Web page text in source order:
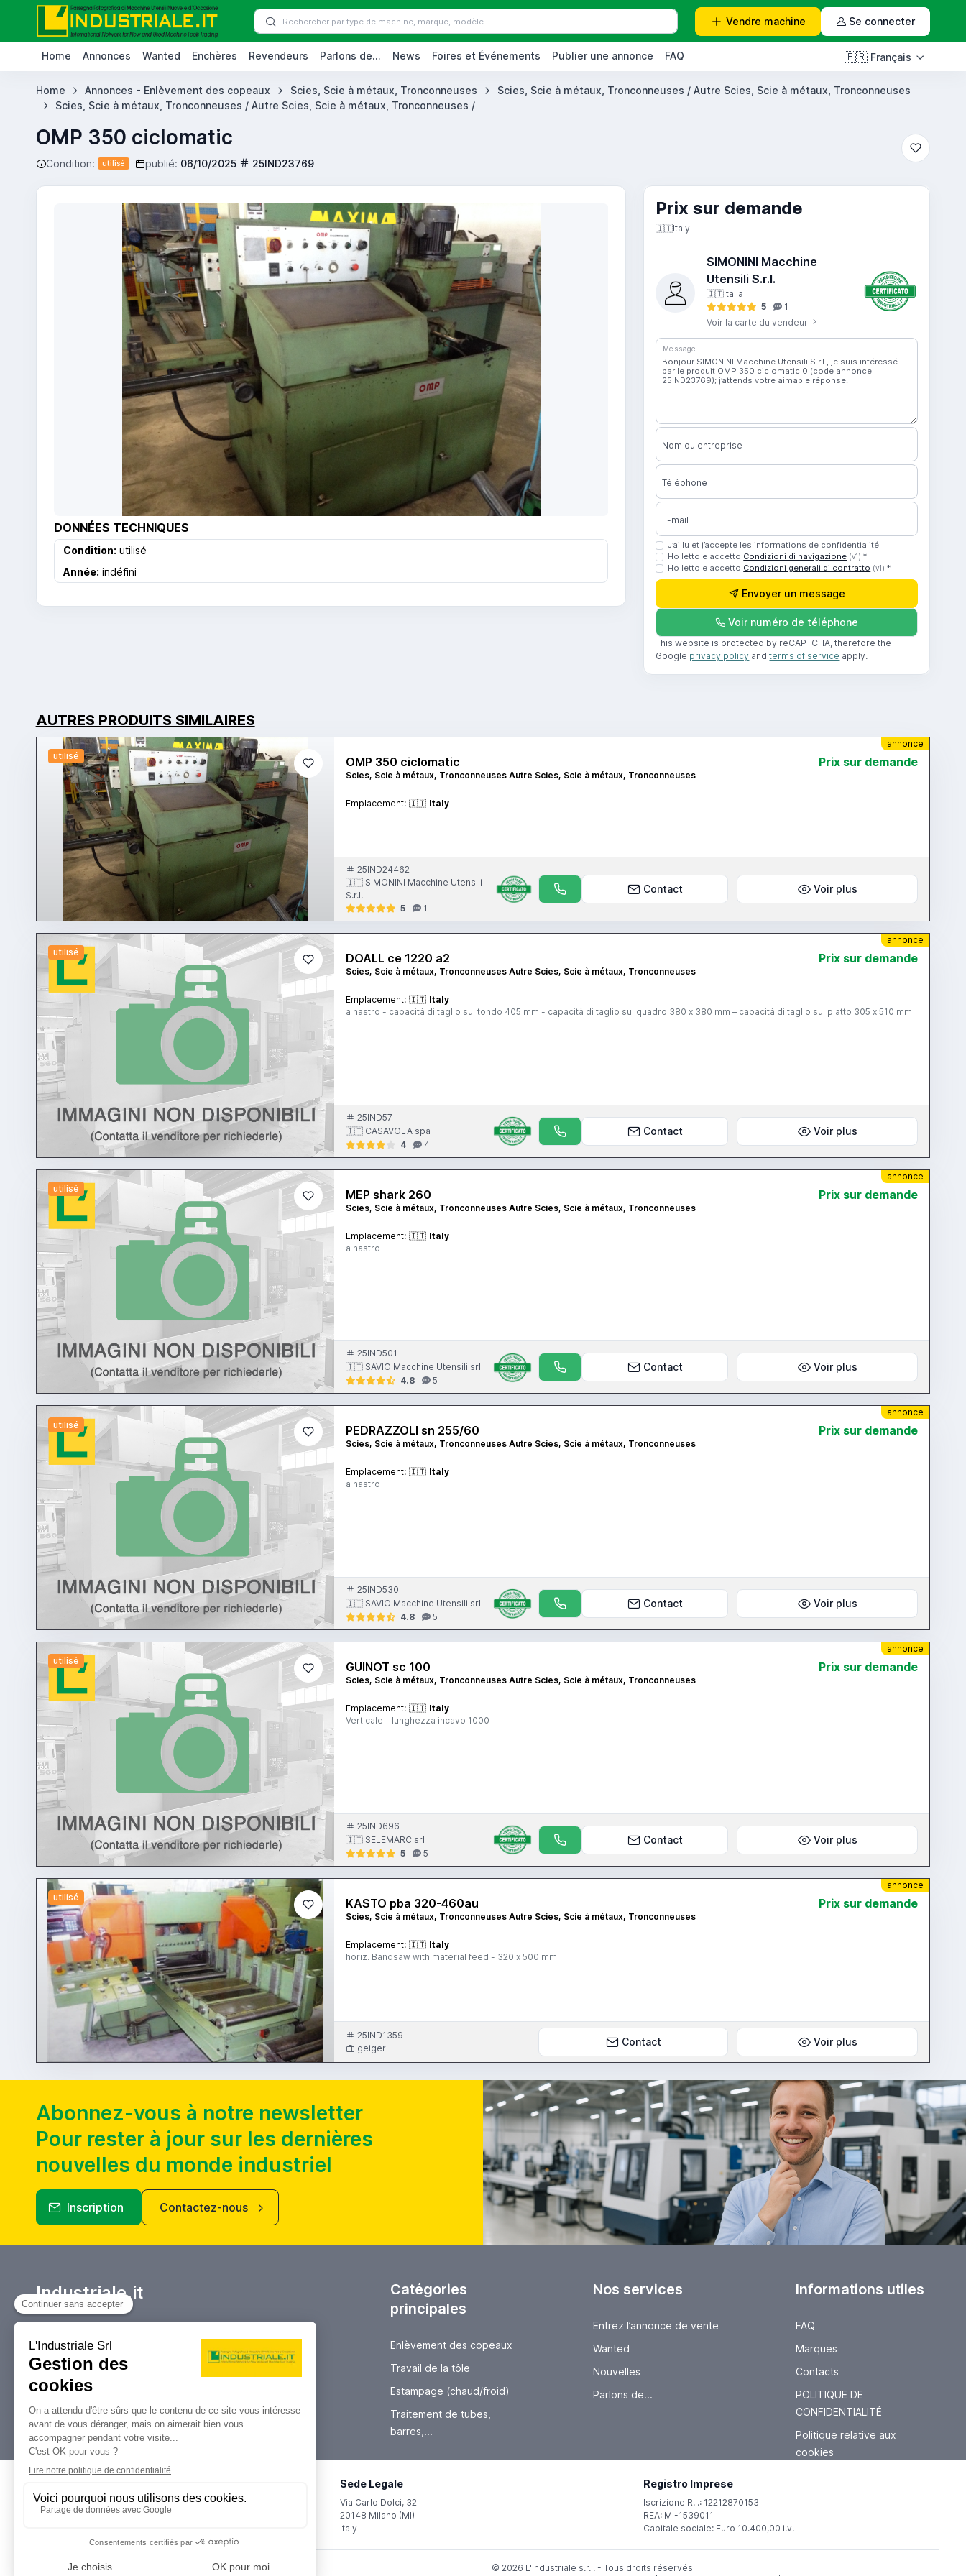
Vendre machine Se connecter
Home Annonces Wanted Enchères Revendeurs Parlons de... News Foires et Événements Publier une annonce FAQ 🇫🇷 Français
Home Annonces - Enlèvement des copeaux Scies, Scie à métaux, Tronconneuses
Scies, Scie à métaux, Tronconneuses / Autre Scies, Scie à métaux, Tronconneuses
Scies, Scie à métaux, Tronconneuses / Autre Scies, Scie à métaux, Tronconneuses /
OMP 350 ciclomatic
Condition: utilisé publié: 06/10/2025 25IND23769
DONNÉES TECHNIQUES
Condition: utilisé
Année: indéfini
Prix ​​sur demande
🇮🇹Italy
SIMONINI Macchine
Utensili S.r.l.
🇮🇹Italia
5
1
Voir la carte du vendeur
Message
Nom ou entreprise
Téléphone
E-mail
J’ai lu et j’accepte les informations de confidentialité
Ho letto e accetto Condizioni di navigazione (v1) *
Ho letto e accetto Condizioni generali di contratto (v1) *
Envoyer un message
Voir numéro de téléphone
This website is protected by reCAPTCHA, therefore the
Google privacy policy andterms of service apply.
AUTRES PRODUITS SIMILAIRES
utilisé
annonce
OMP 350 ciclomatic
Scies, Scie à métaux, Tronconneuses Autre Scies, Scie à métaux, Tronconneuses
Prix ​​sur demande
Emplacement: 🇮🇹 Italy
25IND24462
🇮🇹 SIMONINI Macchine Utensili
S.r.l.
5
1
Contact Voir plus
utilisé
annonce
DOALL ce 1220 a2
Scies, Scie à métaux, Tronconneuses Autre Scies, Scie à métaux, Tronconneuses
Prix ​​sur demande
Emplacement: 🇮🇹 Italy
a nastro - capacità di taglio sul tondo 405 mm - capacità di taglio sul quadro 380 x 380 mm – capacità di taglio sul piatto 305 x 510 mm
25IND57
🇮🇹 CASAVOLA spa
4
4
Contact Voir plus
utilisé
annonce
MEP shark 260
Scies, Scie à métaux, Tronconneuses Autre Scies, Scie à métaux, Tronconneuses
Prix ​​sur demande
Emplacement: 🇮🇹 Italy
a nastro
25IND501
🇮🇹 SAVIO Macchine Utensili srl
4.8
5
Contact Voir plus
utilisé
annonce
PEDRAZZOLI sn 255/60
Scies, Scie à métaux, Tronconneuses Autre Scies, Scie à métaux, Tronconneuses
Prix ​​sur demande
Emplacement: 🇮🇹 Italy
a nastro
25IND530
🇮🇹 SAVIO Macchine Utensili srl
4.8
5
Contact Voir plus
utilisé
annonce
GUINOT sc 100
Scies, Scie à métaux, Tronconneuses Autre Scies, Scie à métaux, Tronconneuses
Prix ​​sur demande
Emplacement: 🇮🇹 Italy
Verticale – lunghezza incavo 1000
25IND696
🇮🇹 SELEMARC srl
5
5
Contact Voir plus
utilisé
annonce
KASTO pba 320-460au
Scies, Scie à métaux, Tronconneuses Autre Scies, Scie à métaux, Tronconneuses
Prix ​​sur demande
Emplacement: 🇮🇹 Italy
horiz. Bandsaw with material feed - 320 x 500 mm
25IND1359
geiger
Contact Voir plus
Abonnez-vous à notre newsletter
Pour rester à jour sur les dernières
nouvelles du monde industriel
Inscription Contactez-nous
Industriale.it
l’achat et la vente, les enchères et les
liquidations de machines-outils et de
machines industrielles.
Catégories
principales
Enlèvement des copeaux
Travail de la tôle
Estampage (chaud/froid)
Traitement de tubes,
barres,...
Nos services
Entrez l’annonce de vente
Wanted
Nouvelles
Parlons de...
Informations utiles
FAQ
Marques
Contacts
POLITIQUE DE
CONFIDENTIALITÉ
Politique relative aux
cookies
L'industriale s.r.l.
P. IVA: 12212870153
Sede Legale
Via Carlo Dolci, 32
20148 Milano (MI)
Italy
Registro Imprese
Iscrizione R.I.: 12212870153
REA: MI-1539011
Capitale sociale: Euro 10.400,00 i.v.
Contatti
© 2026 L'industriale s.r.l. - Tous droits réservés